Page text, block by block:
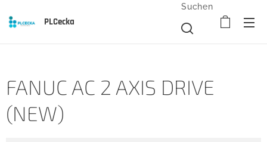
PLCecka
Suchen
FANUC AC 2 AXIS DRIVE
(NEW)